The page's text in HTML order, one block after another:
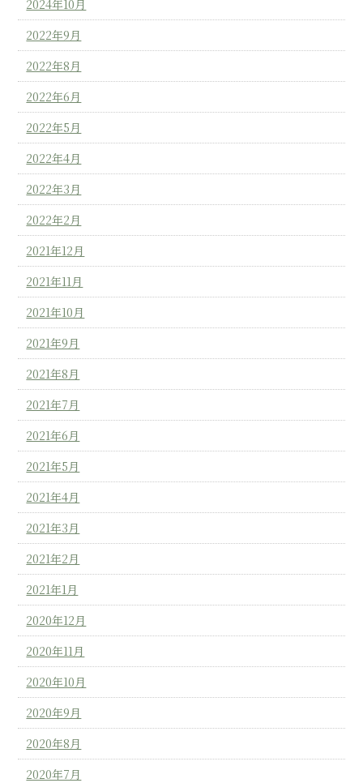
2024年10月
2022年9月
2022年8月
2022年6月
2022年5月
2022年4月
2022年3月
2022年2月
2021年12月
2021年11月
2021年10月
2021年9月
2021年8月
2021年7月
2021年6月
2021年5月
2021年4月
2021年3月
2021年2月
2021年1月
2020年12月
2020年11月
2020年10月
2020年9月
2020年8月
2020年7月